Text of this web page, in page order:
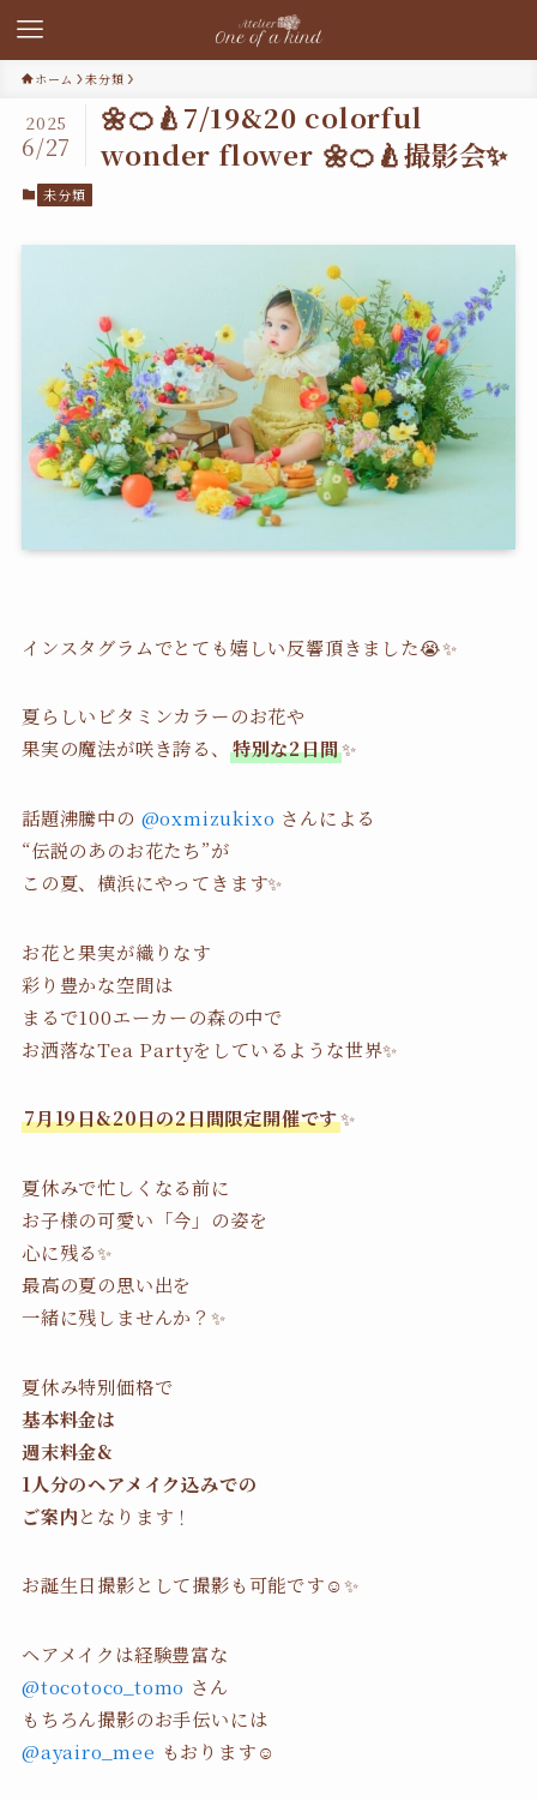
ホーム 未分類
🌼🍊🍐7/19&20 colorful
wonder flower 🌼🍊🍐撮影会✨
2025
6/27
未分類
インスタグラムでとても嬉しい反響頂きました😭✨
夏らしいビタミンカラーのお花や
果実の魔法が咲き誇る、 特別な2日間✨
話題沸騰中の @oxmizukixo さんによる
“伝説のあのお花たち”が
この夏、横浜にやってきます✨
お花と果実が織りなす
彩り豊かな空間は
まるで100エーカーの森の中で
お洒落なTea Partyをしているような世界✨
7月19日&20日の2日間限定開催です✨
夏休みで忙しくなる前に
お子様の可愛い「今」の姿を
心に残る✨
最高の夏の思い出を
一緒に残しませんか？✨
夏休み特別価格で
基本料金は
週末料金&
1人分のヘアメイク込みでの
ご案内となります！
お誕生日撮影として撮影も可能です☺️✨
ヘアメイクは経験豊富な
@tocotoco_tomo さん
もちろん撮影のお手伝いには
@ayairo_mee もおります☺️